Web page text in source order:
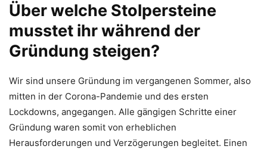
Über welche Stolpersteine
musstet ihr während der
Gründung steigen?
Wir sind unsere Gründung im vergangenen Sommer, also
mitten in der Corona-Pandemie und des ersten
Lockdowns, angegangen. Alle gängigen Schritte einer
Gründung waren somit von erheblichen
Herausforderungen und Verzögerungen begleitet. Einen